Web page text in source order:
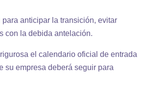
anticipar la transición, evitar
con la debida antelación.
el calendario oficial de entrada
su empresa deberá seguir para